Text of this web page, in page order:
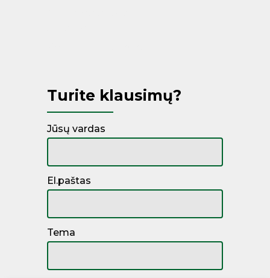
Turite klausimų?
Jūsų vardas
El.paštas
Tema